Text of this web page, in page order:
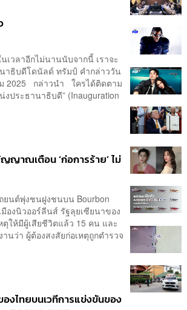
เวลาอีกไม่นานนับจากนี้ เราจะ
าธิบดีโดนัลด์ ทรัมป์ คำกล่าววัน
2025 กล่าวนำ ใครได้ติดตาม
ประธานาธิบดี” (Inauguration
าณเตือน ‘ก่อการร้าย’ ไม่
ยนต์พุ่งชนฝูงชนบน Bourbon
องนิวออร์ลีนส์ รัฐลุยเซียนาของ
ตุให้มีผู้เสียชีวิตแล้ว 15 คน และ
นว่า ผู้ต้องสงสัยก่อเหตุถูกตำรวจ
งไทยบนเวทีการแข่งขันของ